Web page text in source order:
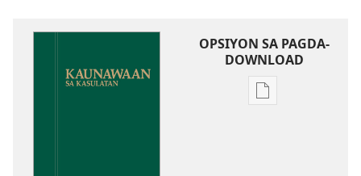
OPSIYON SA PAGDA-
DOWNLOAD
Opsiyon